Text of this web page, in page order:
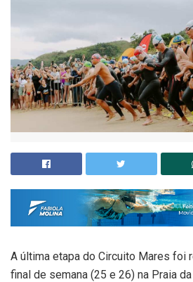
A última etapa do Circuito Mares foi
final de semana (25 e 26) na Praia